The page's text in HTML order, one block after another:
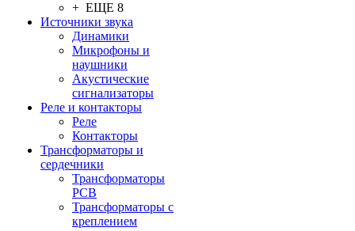
+ ЕЩЕ 8
Источники звука
Динамики
Микрофоны и
наушники
Акустические
сигнализаторы
Реле и контакторы
Реле
Контакторы
Трансформаторы и
сердечники
Трансформаторы
PCB
Трансформаторы с
креплением